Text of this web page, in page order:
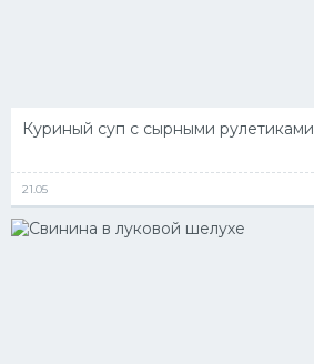
Куриный суп с сырными рулетиками
21.05